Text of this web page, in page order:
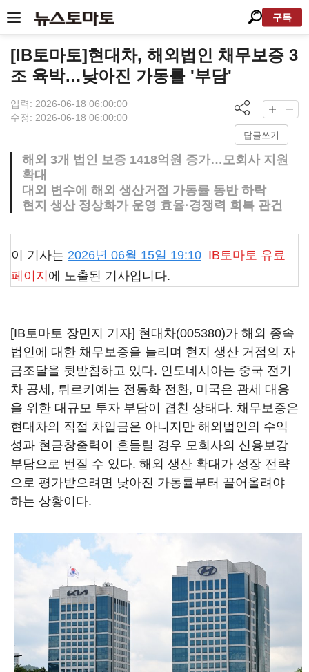
구독
[IB토마토]현대차, 해외법인 채무보증 3
조 육박…낮아진 가동률 '부담'
입력: 2026-06-18 06:00:00
수정: 2026-06-18 06:00:00
답글쓰기
해외 3개 법인 보증 1418억원 증가…모회사 지원
확대
대외 변수에 해외 생산거점 가동률 동반 하락
현지 생산 정상화가 운영 효율·경쟁력 회복 관건
이 기사는 2026년 06월 15일 19:10 IB토마토 유료
페이지 에 노출된 기사입니다.
[IB토마토 장민지 기자] 현대차(005380)가 해외 종속
법인에 대한 채무보증을 늘리며 현지 생산 거점의 자
금조달을 뒷받침하고 있다. 인도네시아는 중국 전기
차 공세, 튀르키예는 전동화 전환, 미국은 관세 대응
을 위한 대규모 투자 부담이 겹친 상태다. 채무보증은
현대차의 직접 차입금은 아니지만 해외법인의 수익
성과 현금창출력이 흔들릴 경우 모회사의 신용보강
부담으로 번질 수 있다. 해외 생산 확대가 성장 전략
으로 평가받으려면 낮아진 가동률부터 끌어올려야
하는 상황이다.